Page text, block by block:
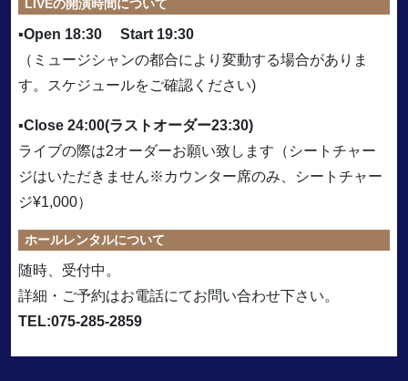
LIVEの開演時間について
▪︎Open 18:30 Start 19:30
（ミュージシャンの都合により変動する場合がありま
す。スケジュールをご確認ください)
▪︎Close 24:00(ラストオーダー23:30)
ライブの際は2オーダーお願い致します（シートチャー
ジはいただきません※カウンター席のみ、シートチャー
ジ¥1,000）
ホールレンタルについて
随時、受付中。
詳細・ご予約はお電話にてお問い合わせ下さい。
TEL:075-285-2859